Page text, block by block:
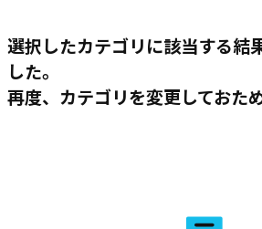
選択したカテゴリに該当する結
した。
再度、カテゴリを変更しておた